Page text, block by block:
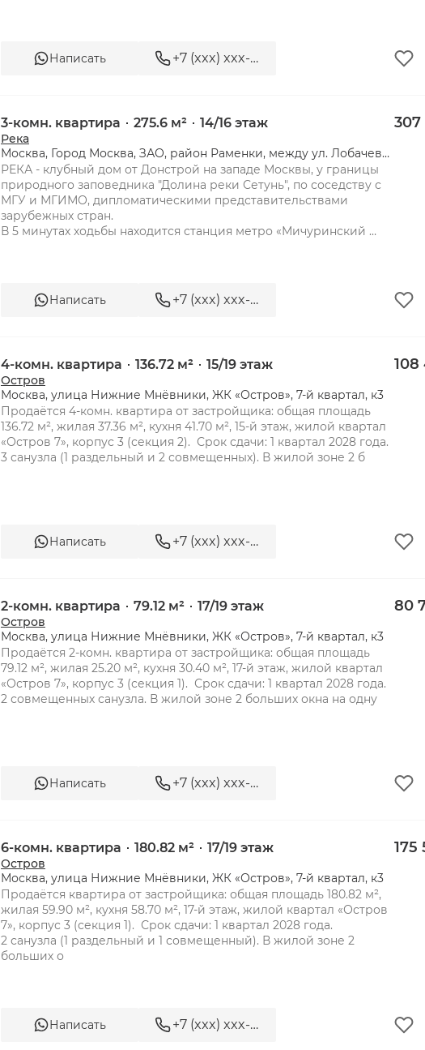
Написать +7 (xxx) xxx-xx-xx
307
3-комн. квартира 275.6 м² 14/16 этаж
Река
Москва, Город Москва, ЗАО, район Раменки, между ул. Лобачевского и платформой «Матвеевское», 3-я очередь, квартал 10, к. 3
РЕКА - клубный дом от Донстрой на западе Москвы, у границы
природного заповедника "Долина реки Сетунь", по соседству с
МГУ и МГИМО, дипломатическими представительствами
зарубежных стран.
В 5 минутах ходьбы находится станция метро «Мичуринский
Написать +7 (xxx) xxx-xx-xx
108
4-комн. квартира 136.72 м² 15/19 этаж
Остров
Москва, улица Нижние Мнёвники, ЖК «Остров», 7-й квартал, к3
Продаётся 4-комн. квартира от застройщика: общая площадь
136.72 м², жилая 37.36 м², кухня 41.70 м², 15-й этаж, жилой квартал
«Остров 7», корпус 3 (секция 2).  Срок сдачи: 1 квартал 2028 года.
3 санузла (1 раздельный и 2 совмещенных). В жилой зоне 2 б
Написать +7 (xxx) xxx-xx-xx
80
2-комн. квартира 79.12 м² 17/19 этаж
Остров
Москва, улица Нижние Мнёвники, ЖК «Остров», 7-й квартал, к3
Продаётся 2-комн. квартира от застройщика: общая площадь
79.12 м², жилая 25.20 м², кухня 30.40 м², 17-й этаж, жилой квартал
«Остров 7», корпус 3 (секция 1).  Срок сдачи: 1 квартал 2028 года.
Написать +7 (xxx) xxx-xx-xx
175
6-комн. квартира 180.82 м² 17/19 этаж
Остров
Москва, улица Нижние Мнёвники, ЖК «Остров», 7-й квартал, к3
Продаётся квартира от застройщика: общая площадь 180.82 м²,
жилая 59.90 м², кухня 58.70 м², 17-й этаж, жилой квартал «Остров
7», корпус 3 (секция 1).  Срок сдачи: 1 квартал 2028 года.
2 санузла (1 раздельный и 1 совмещенный). В жилой зоне 2
больших о
Написать +7 (xxx) xxx-xx-xx